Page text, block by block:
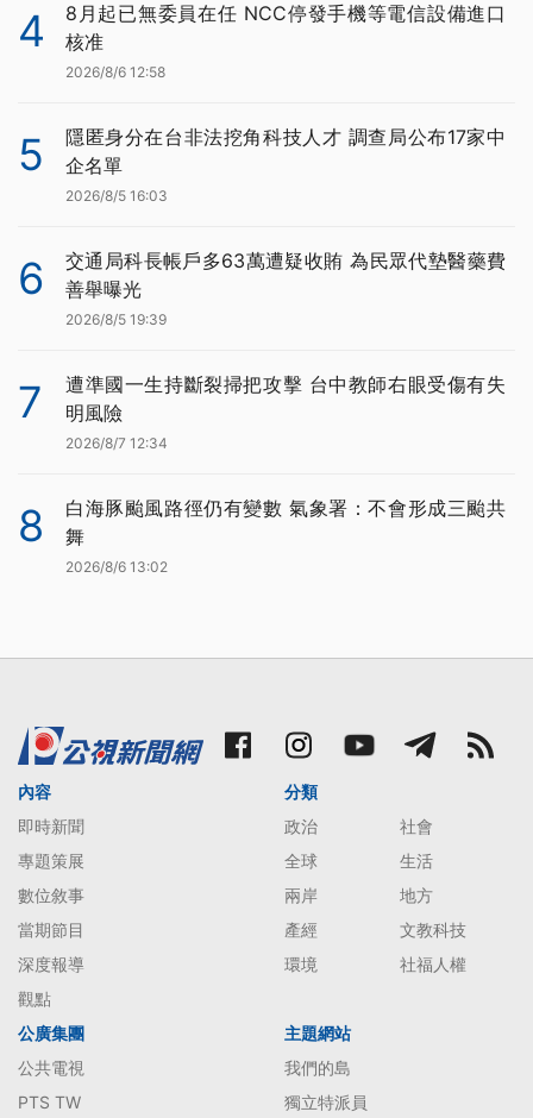
4
8月起已無委員在任 NCC停發手機等電信設備進口
核准
2026/8/6 12:58
5
隱匿身分在台非法挖角科技人才 調查局公布17家中
企名單
2026/8/5 16:03
6
交通局科長帳戶多63萬遭疑收賄 為民眾代墊醫藥費
善舉曝光
2026/8/5 19:39
7
遭準國一生持斷裂掃把攻擊 台中教師右眼受傷有失
明風險
2026/8/7 12:34
8
白海豚颱風路徑仍有變數 氣象署：不會形成三颱共
舞
2026/8/6 13:02
內容
即時新聞
專題策展
數位敘事
當期節目
深度報導
觀點
分類
政治
社會
全球
生活
兩岸
地方
產經
文教科技
環境
社福人權
公廣集團
公共電視
PTS TW
主題網站
我們的島
獨立特派員